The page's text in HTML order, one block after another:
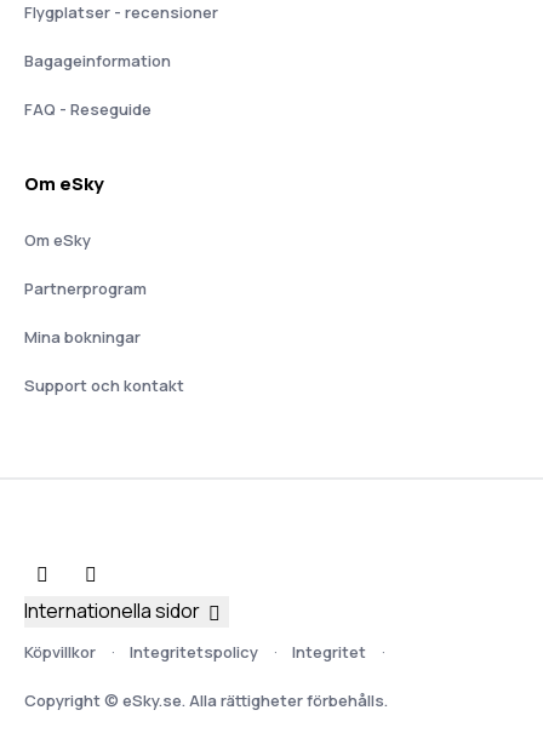
Flygplatser - recensioner
Bagageinformation
FAQ - Reseguide
Om eSky
Om eSky
Partnerprogram
Mina bokningar
Support och kontakt
Köpvillkor Integritetspolicy Integritet
Copyright © eSky.se. Alla rättigheter förbehålls.
Internationella sidor